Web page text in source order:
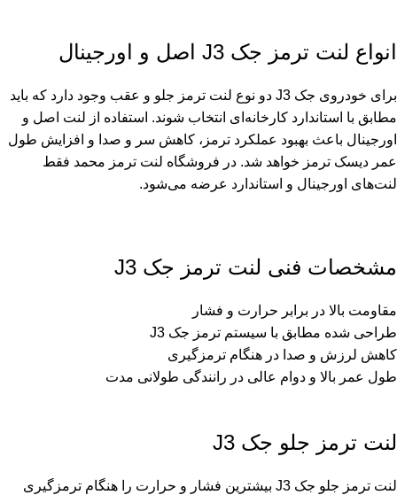
انواع لنت ترمز جک J3 اصل و اورجینال
برای خودروی جک J3 دو نوع لنت ترمز جلو و عقب وجود دارد که باید
مطابق با استاندارد کارخانه‌ای انتخاب شوند. استفاده از لنت اصل و
اورجینال باعث بهبود عملکرد ترمز، کاهش سر و صدا و افزایش طول
عمر دیسک ترمز خواهد شد. در فروشگاه لنت ترمز محمد فقط
لنت‌های اورجینال و استاندارد عرضه می‌شود.
مشخصات فنی لنت ترمز جک J3
مقاومت بالا در برابر حرارت و فشار
طراحی شده مطابق با سیستم ترمز جک J3
کاهش لرزش و صدا در هنگام ترمزگیری
طول عمر بالا و دوام عالی در رانندگی طولانی مدت
لنت ترمز جلو جک J3
لنت ترمز جلو جک J3 بیشترین فشار و حرارت را هنگام ترمزگیری